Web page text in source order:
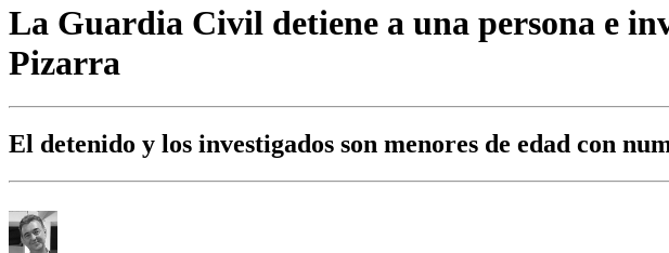
La Guardia Civil detiene a una persona e
Pizarra
El detenido y los investigados son menores de edad con